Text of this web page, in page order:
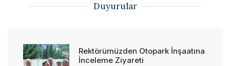
Duyurular
Rektörümüzden Otopark İnşaatına
İnceleme Ziyareti